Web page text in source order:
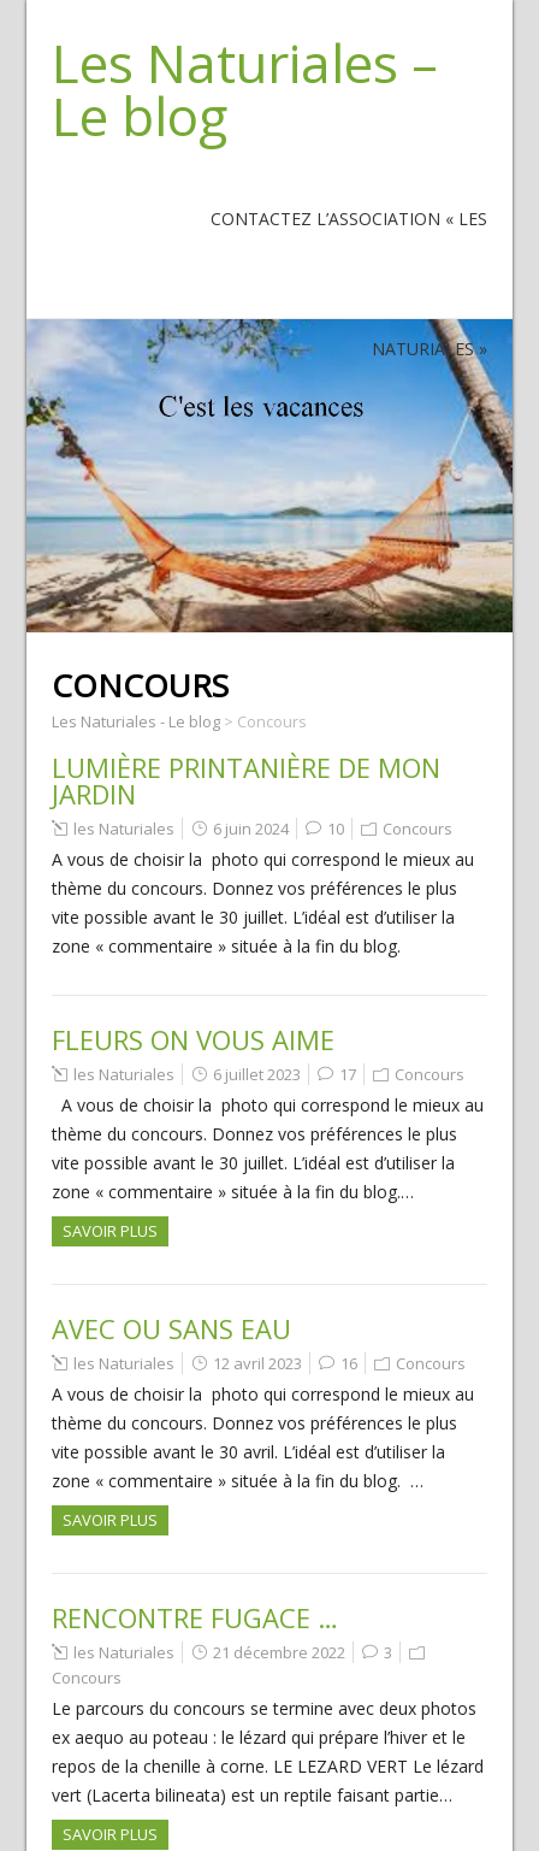
Les Naturiales –
Le blog
CONTACTEZ L’ASSOCIATION « LES
NATURIALES »
CONCOURS
Les Naturiales - Le blog> Concours
LUMIÈRE PRINTANIÈRE DE MON
JARDIN
les Naturiales 6 juin 2024 10 Concours
A vous de choisir la photo qui correspond le mieux au
thème du concours. Donnez vos préférences le plus
vite possible avant le 30 juillet. L’idéal est d’utiliser la
zone « commentaire » située à la fin du blog.
FLEURS ON VOUS AIME
les Naturiales 6 juillet 2023 17 Concours
A vous de choisir la photo qui correspond le mieux au
thème du concours. Donnez vos préférences le plus
vite possible avant le 30 juillet. L’idéal est d’utiliser la
zone « commentaire » située à la fin du blog.…
SAVOIR PLUS
AVEC OU SANS EAU
les Naturiales 12 avril 2023 16 Concours
A vous de choisir la photo qui correspond le mieux au
thème du concours. Donnez vos préférences le plus
vite possible avant le 30 avril. L’idéal est d’utiliser la
zone « commentaire » située à la fin du blog. …
SAVOIR PLUS
RENCONTRE FUGACE …
les Naturiales 21 décembre 2022
3
Concours
Le parcours du concours se termine avec deux photos
ex aequo au poteau : le lézard qui prépare l’hiver et le
repos de la chenille à corne. LE LEZARD VERT Le lézard
vert (Lacerta bilineata) est un reptile faisant partie…
SAVOIR PLUS